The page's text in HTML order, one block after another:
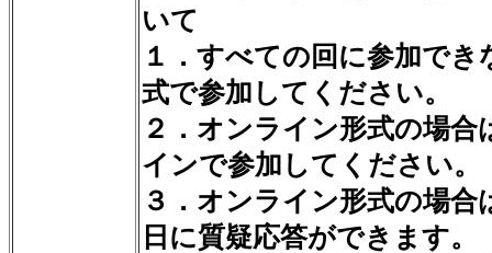
いて
１．すべての回に参加で
式で参加してください。
２．オンライン形式の場
インで参加してください。
３．オンライン形式の場
日に質疑応答ができます。